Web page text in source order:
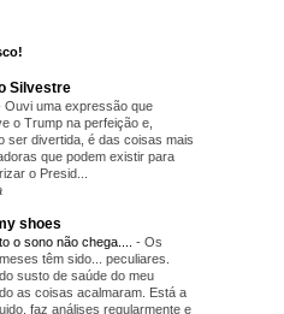
Silvestre
Ouvi uma expressão que
o Trump na perfeição e,
ser divertida, é das coisas mais
que podem existir para
o Presid...
shoes
o sono não chega.... - Os
têm sido... peculiares.
susto de saúde do meu
as coisas acalmaram. Está a
faz análises regularmente e